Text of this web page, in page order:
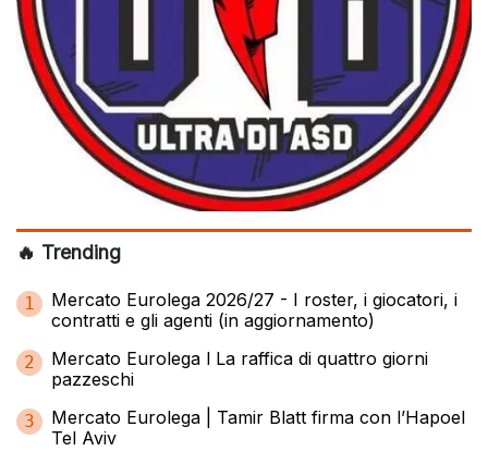
🔥 Trending
1
Mercato Eurolega 2026/27 - I roster, i giocatori, i
contratti e gli agenti (in aggiornamento)
2
Mercato Eurolega l La raffica di quattro giorni
pazzeschi
3
Mercato Eurolega | Tamir Blatt firma con l’Hapoel
Tel Aviv